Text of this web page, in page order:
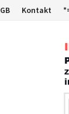
Kontakt